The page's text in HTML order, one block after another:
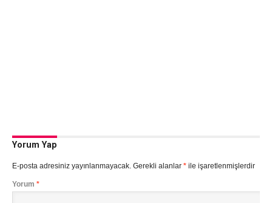
Yorum Yap
E-posta adresiniz yayınlanmayacak. Gerekli alanlar *ile işaretlenmişlerdir
Yorum *